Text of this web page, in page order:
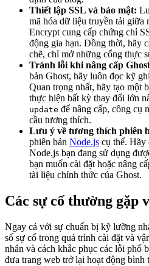
Thiết lập SSL và bảo mật:
mã hóa dữ liệu truyền tải giữa
Encrypt cung cấp chứng chỉ
động gia hạn. Đồng thời, hãy
chẽ, chỉ mở những cổng thực
Tránh lỗi khi nâng cấp
bản Ghost, hãy luôn đọc kỹ
Quan trọng nhất, hãy tạo một
thực hiện bất kỳ thay đổi lớn
update để nâng cấp, công cụ
cầu tương thích.
Lưu ý về tương thích phiên
phiên bản Node.js cụ thể. Hãy
Node.js bạn đang sử dụng
bạn muốn cài đặt hoặc nâng
tài liệu chính thức của Ghost.
Các sự cố thường gặp
Ngay cả với sự chuẩn bị kỹ lưỡng
số sự cố trong quá trình cài đặt và
nhân và cách khắc phục các lỗi phổ
đưa trang web trở lại hoạt động bình